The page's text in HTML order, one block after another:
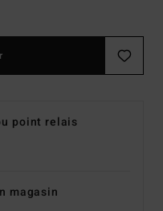
point relais
magasin